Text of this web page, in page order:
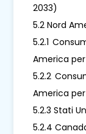
2033)
5.2 Nord
5.2.1
America
5.2.2
America
5.2.3 Stati
5.2.4